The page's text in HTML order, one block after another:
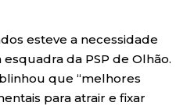
esteve a necessidade
da PSP de Olhão.
que “melhores
para atrair e fixar